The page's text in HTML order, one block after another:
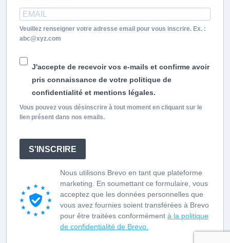
Veuillez renseigner votre adresse email pour vous inscrire. Ex. :
abc@xyz.com
J'accepte de recevoir vos e-mails et confirme avoir
pris connaissance de votre politique de
confidentialité et mentions légales.
Vous pouvez vous désinscrire à tout moment en cliquant sur le
lien présent dans nos emails.
S'INSCRIRE
Nous utilisons Brevo en tant que plateforme
marketing. En soumettant ce formulaire, vous
acceptez que les données personnelles que
vous avez fournies soient transférées à Brevo
pour être traitées conformément à la politique
de confidentialité de Brevo.